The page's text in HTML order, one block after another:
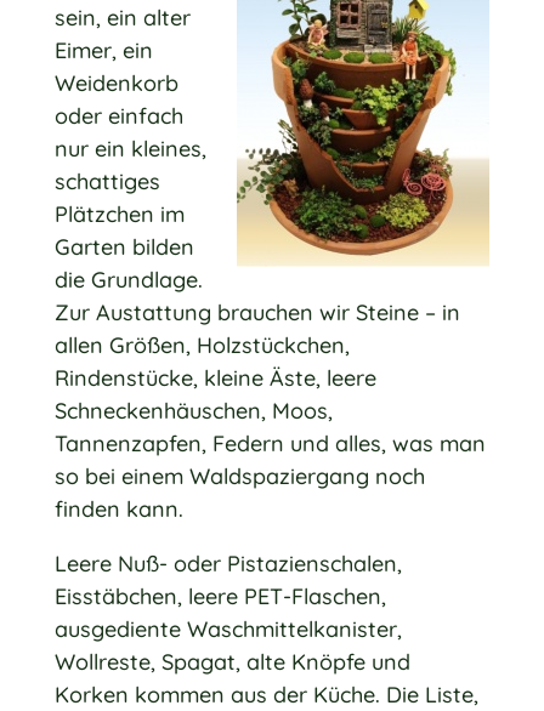
sein, ein alter
Eimer, ein
Weidenkorb
oder einfach
nur ein kleines,
schattiges
Plätzchen im
Garten bilden
die Grundlage.
Zur Austattung brauchen wir Steine – in
allen Größen, Holzstückchen,
Rindenstücke, kleine Äste, leere
Schneckenhäuschen, Moos,
Tannenzapfen, Federn und alles, was man
so bei einem Waldspaziergang noch
finden kann.
Leere Nuß- oder Pistazienschalen,
Eisstäbchen, leere PET-Flaschen,
ausgediente Waschmittelkanister,
Wollreste, Spagat, alte Knöpfe und
Korken kommen aus der Küche. Die Liste,